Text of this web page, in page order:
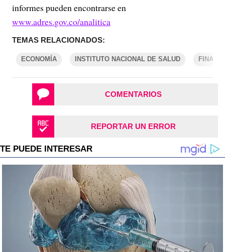
informes pueden encontrarse en
www.adres.gov.co/analitica
TEMAS RELACIONADOS:
ECONOMÍA INSTITUTO NACIONAL DE SALUD
COMENTARIOS
REPORTAR UN ERROR